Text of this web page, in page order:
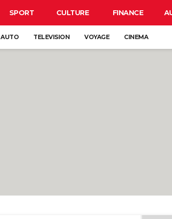
SPORT CULTURE FINANCE
AUTO TELEVISION VOYAGE CINEMA